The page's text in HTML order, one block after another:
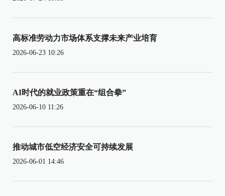
高标准劳动力市场体系支撑未来产业培育
2026-06-23 10:26
AI时代的就业政策重在“组合拳”
2026-06-10 11:26
推动城市低空经济安全可持续发展
2026-06-01 14:46